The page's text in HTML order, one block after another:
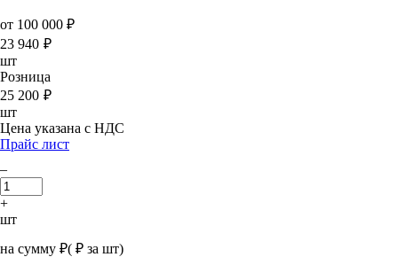
от 100 000 ₽
23 940 ₽
шт
Розница
25 200 ₽
шт
Цена указана с НДС
Прайс лист
–
+
шт
на сумму ₽( ₽ за шт)